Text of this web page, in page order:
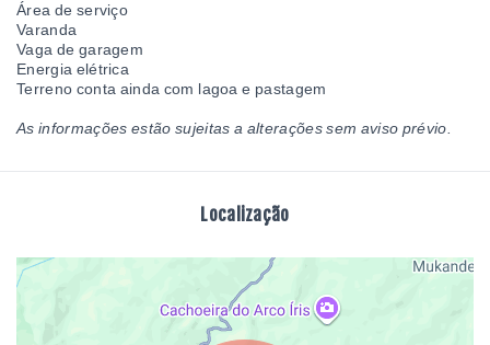
Área de serviço
Varanda
Vaga de garagem
Energia elétrica
Terreno conta ainda com lagoa e pastagem
As informações estão sujeitas a alterações sem aviso prévio.
Localização